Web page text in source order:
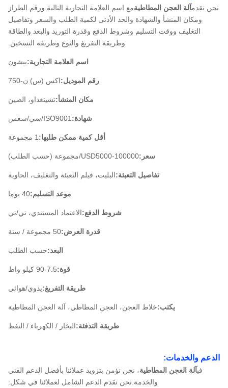
نحن نقدمآلة العجن المطاطيةمع اسم العلامة التجارية التالية ورقم الطراز
ومكان المنشأ والشهادة والحد الأدنى لكمية الطلب والسعر وتفاصيل
التغليف ووقت التسليم وشروط الدفع وقدرة التوريد والبعد والطاقة
وطريقة التفريغ والنوع وطريقة التسخين.
اسم العلامة التجارية:بيشون
رقم الموديل:اكس (س) ن-750
مكان المنشأ:تشينغداو، الصين
شهادة: ISO9001/سي/سغس
أقل كمية ممكن طلبها: 1 مجموعة
سعر:USD5000-100000/مجموعة (حسب الطلب)
تفاصيل التعبئة:البليت، فيلم التعبئة والتغليف، الحاوية
موعد التسليم:40 يوما
شروط الدفع:الاعتماد المستندي، تي/تي
قدرة العرض:50 مجموعة / سنة
البعد:حسب الطلب
قوة:7.5-90 كيلو واط
طريقة التفريغ:يدوي/هوائي
يكتب:خلاط العجن، العجن المطاطي، آلة العجن المطاطية
طريقة التدفئة:البخار / الكهرباء / النفط
الدعم والخدمات:
فيآلة العجن المطاطية، نحن نؤمن بتزويد عملائنا بأفضل الدعم الفني
والخدمة.نحن نقدم الدعم الشامل لعملائنا في شكل: